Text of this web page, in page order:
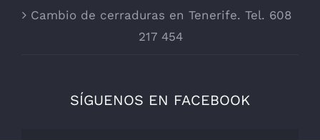
Cambio de cerraduras en Tenerife. Tel. 608
217 454
SÍGUENOS EN FACEBOOK